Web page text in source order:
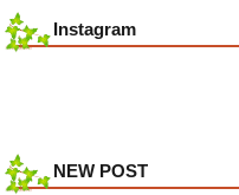
Instagram
NEW POST